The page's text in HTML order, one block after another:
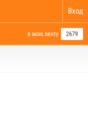
Вход
в мою ленту 2679